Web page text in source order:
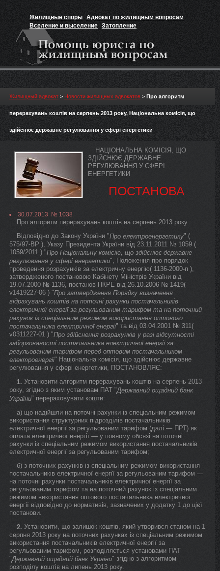
Жилищные споры Адвокат по жилищным вопросам
Вселение и выселение Затопление
Признание прав на жильё
Жилищный адвокат > Новости жилищных адвокатов > Про алгоритм
перерахувань коштів на серпень 2013 року, Національна комісія, що
здійснює державне регулювання у сфері енергетики
НАЦІОНАЛЬНА КОМІСІЯ, ЩО
ЗДІЙСНЮЄ ДЕРЖАВНЕ
РЕГУЛЮВАННЯ У СФЕРІ
ЕНЕРГЕТИКИ
ПОСТАНОВА
30.07.2013 № 1038
Про алгоритм перерахувань коштів на серпень 2013 року
Відповідно до Закону України "Про електроенергетику" (
575/97-ВР ), Указу Президента України від 23.11.2011 № 1059 (
1059/2011 ) "Про Національну комісію, що здійснює державне
регулювання у сфері енергетики", Положення про порядок
проведення розрахунків за електричну енергію( 1136-2000-п ),
затвердженого постановою Кабінету Міністрів України від
19.07.2000 № 1136, постанов НКРЕ від 26.10.2006 № 1419(
v1419227-06 ) "Про затвердження Порядку визначення
відрахувань коштів на поточні рахунки постачальників
електричної енергії за регульованим тарифом та на поточний
рахунок із спеціальним режимом використання оптового
постачальника електричної енергії" та від 03.04.2001 № 311(
v0311227-01 ) "Про здійснення розрахунків у разі відсутності
заборгованості постачальника електричної енергії за
регульованим тарифом перед оптовим постачальником
електроенергії" Національна комісія, що здійснює державне
регулювання у сфері енергетики, ПОСТАНОВЛЯЄ:
1. Установити алгоритм перерахувань коштів на серпень 2013
року, згідно з яким установам ПАТ "Державний ощадний банк
України" перераховувати кошти:
а) що надійшли на поточні рахунки із спеціальним режимом
використання структурних підрозділів постачальників
електричної енергії за регульованим тарифом (далі — ПРТ) як
оплата електричної енергії — у повному обсязі на поточні
рахунки із спеціальним режимом використання постачальників
електричної енергії за регульованим тарифом;
б) з поточних рахунків із спеціальним режимом використання
постачальників електричної енергії за регульованим тарифом —
на поточні рахунки постачальників електричної енергії за
регульованим тарифом та на поточний рахунок із спеціальним
режимом використання оптового постачальника електричної
енергії відповідно до нормативів, зазначених у додатку 1 до цієї
постанови.
2. Установити, що залишок коштів, який утворився станом на 1
серпня 2013 року на поточних рахунках із спеціальним режимом
використання постачальників електричної енергії за
регульованим тарифом, розподіляється установами ПАТ
"Державний ощадний банк України" згідно з алгоритмом
розподілу коштів на липень 2013 року.